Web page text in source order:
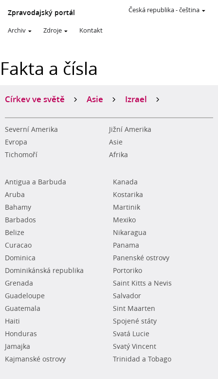
Zpravodajský portál
Archiv Zdroje Kontakt
Česká republika-čeština
Fakta a čísla
Církev ve světě Asie Izrael
Severní Amerika
Jižní Amerika
Evropa
Asie
Tichomoří
Afrika
Antigua a Barbuda
Aruba
Bahamy
Barbados
Belize
Curacao
Dominica
Dominikánská republika
Grenada
Guadeloupe
Guatemala
Haiti
Honduras
Jamajka
Kajmanské ostrovy
Kanada
Kostarika
Martinik
Mexiko
Nikaragua
Panama
Panenské ostrovy
Portoriko
Saint Kitts a Nevis
Salvador
Sint Maarten
Spojené státy
Svatá Lucie
Svatý Vincent
Trinidad a Tobago